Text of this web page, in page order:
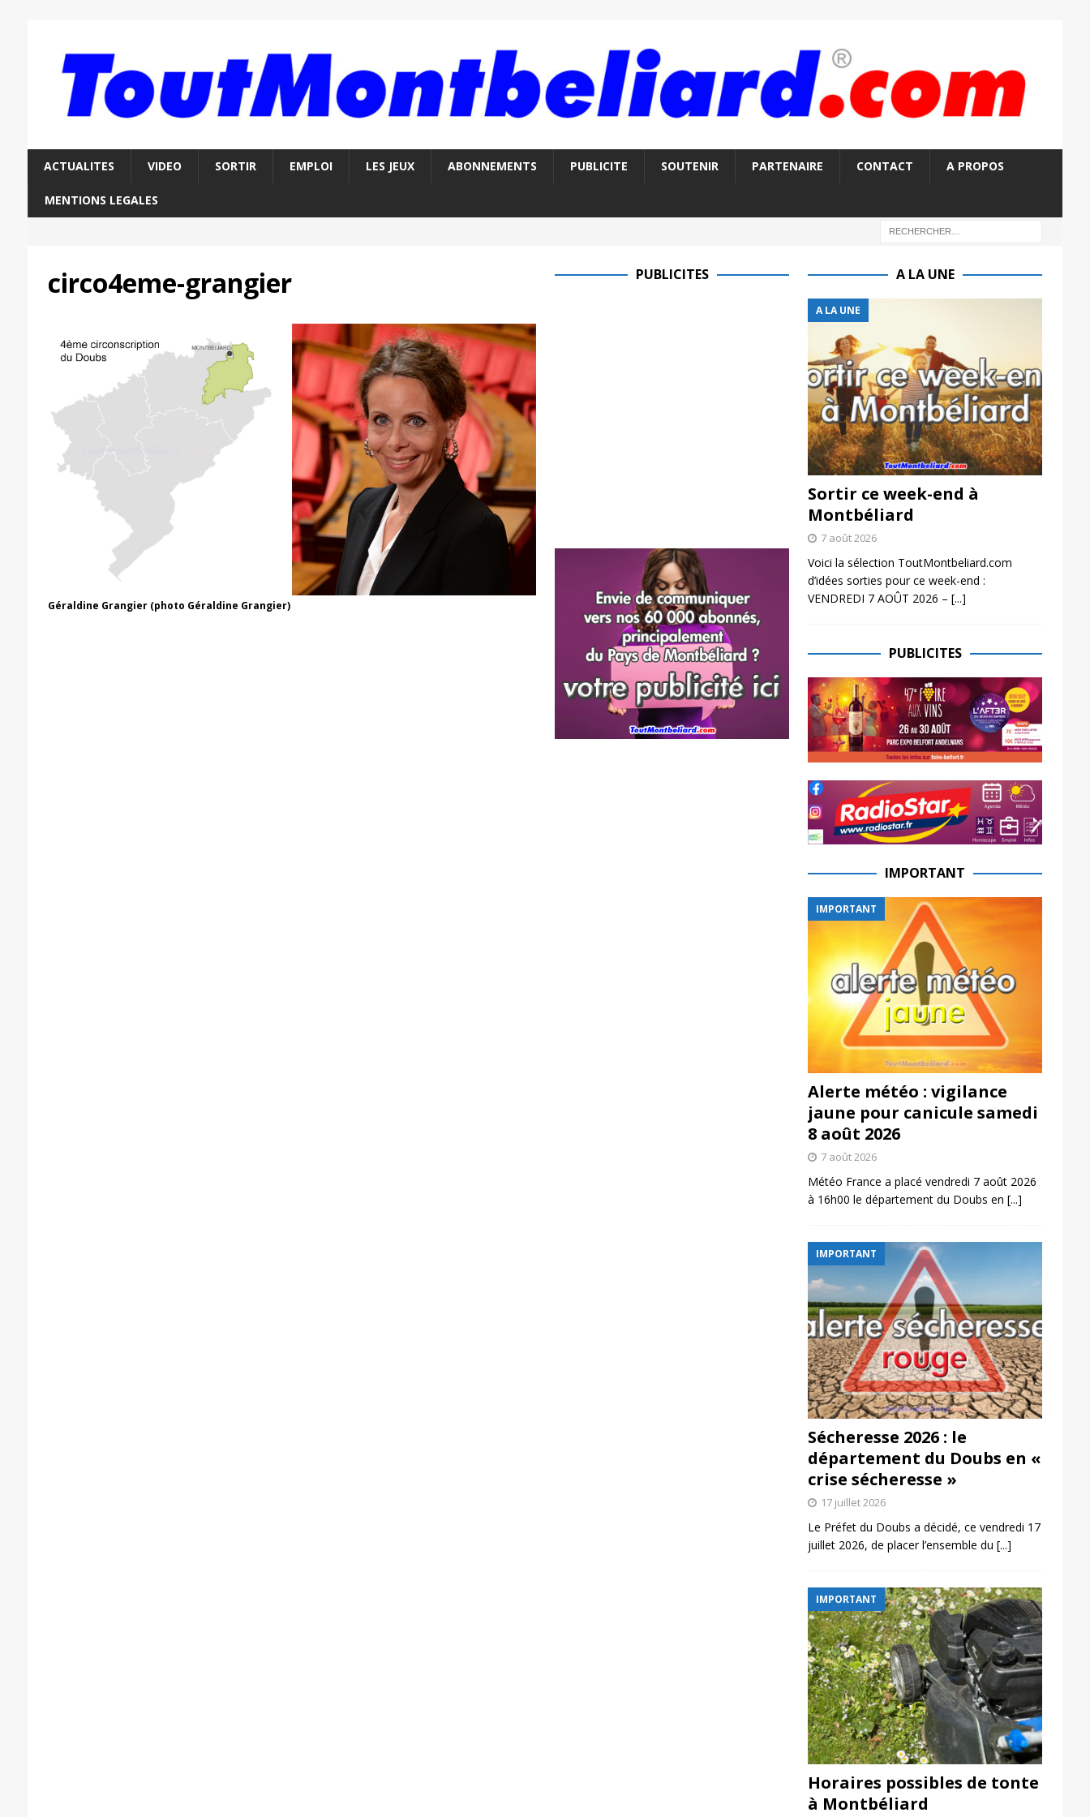
ACTUALITES VIDEO SORTIR EMPLOI LES JEUX ABONNEMENTS PUBLICITE SOUTENIR PARTENAIRE CONTACT A PROPOS
MENTIONS LEGALES
circo4eme-grangier
Géraldine Grangier (photo Géraldine Grangier)
PUBLICITES A LA UNE
A LA UNE
Sortir ce week-end à
Montbéliard
7 août 2026
Voici la sélection ToutMontbeliard.com
d’idées sorties pour ce week-end :
VENDREDI 7 AOÛT 2026 – [...]
PUBLICITES
IMPORTANT
IMPORTANT
Alerte météo : vigilance
jaune pour canicule samedi
8 août 2026
7 août 2026
Météo France a placé vendredi 7 août 2026
à 16h00 le département du Doubs en [...]
IMPORTANT
Sécheresse 2026 : le
département du Doubs en «
crise sécheresse »
17 juillet 2026
Le Préfet du Doubs a décidé, ce vendredi 17
juillet 2026, de placer l’ensemble du [...]
IMPORTANT
Horaires possibles de tonte
à Montbéliard